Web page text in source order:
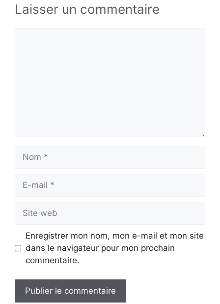
Laisser un commentaire
Nom
Site
web
Enregistrer mon nom, mon e-mail et mon site
dans le navigateur pour mon prochain
commentaire.